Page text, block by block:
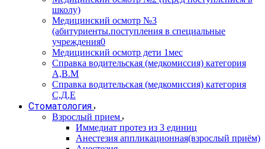
школу)
Медицинский осмотр №3
(абитуриенты.поступления в специальные
учреждения0
Медицинский осмотр дети 1мес
Справка водительская (медкомиссия) категория
А,В.М
Справка водительская (медкомиссия) категория
С,Д,Е
Стоматология
Взрослый прием
Иммедиат протез из 3 единиц
Анестезия аппликационная(взрослый приём)